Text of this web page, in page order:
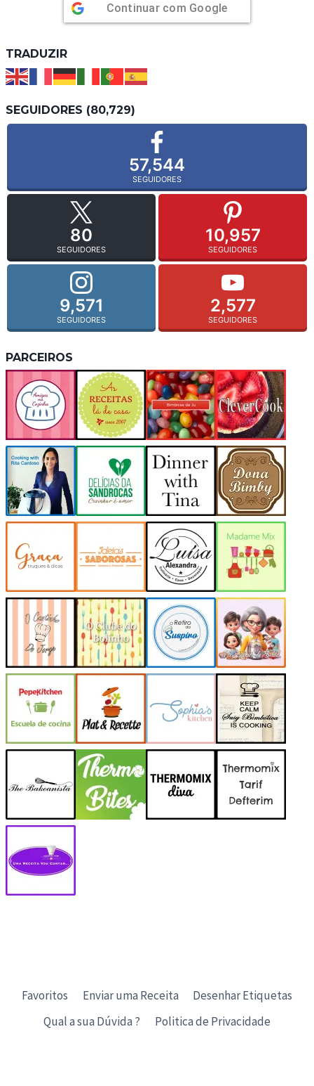
Continuar com Google
TRADUZIR
SEGUIDORES (80,729)
57,544
SEGUIDORES
80
SEGUIDORES
10,957
SEGUIDORES
9,571
SEGUIDORES
2,577
SEGUIDORES
PARCEIROS
Favoritos Enviar uma Receita
Desenhar Etiquetas
Qual a sua Dúvida ?
Politica de Privacidade